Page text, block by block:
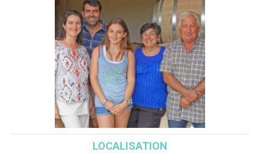
LOCALISATION